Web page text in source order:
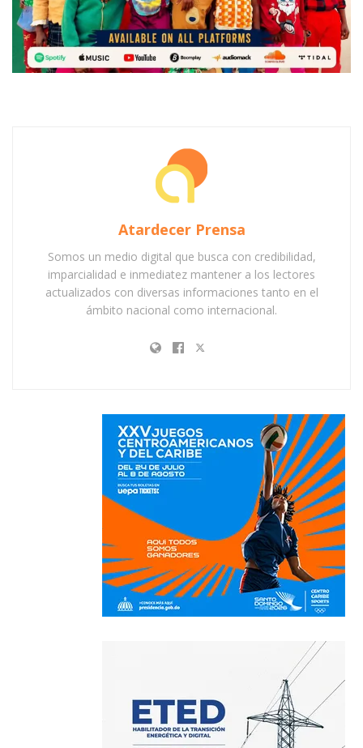
Atardecer Prensa
Somos un medio digital que busca con credibilidad,
imparcialidad e inmediatez mantener a los lectores
actualizados con diversas informaciones tanto en el
ámbito nacional como internacional.